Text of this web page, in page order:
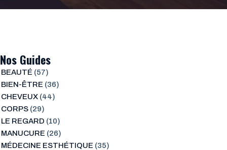
Nos Guides
BEAUTÉ (57)
BIEN-ÊTRE (36)
CHEVEUX(44)
CORPS(29)
LE REGARD (10)
MANUCURE (26)
MÉDECINE ESTHÉTIQUE (35)